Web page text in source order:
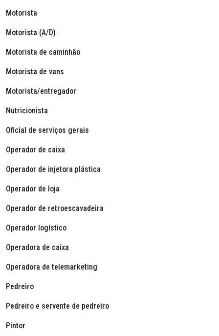
Motorista
Motorista (A/D)
Motorista de caminhão
Motorista de vans
Motorista/entregador
Nutricionista
Oficial de serviços gerais
Operador de caixa
Operador de injetora plástica
Operador de loja
Operador de retroescavadeira
Operador logístico
Operadora de caixa
Operadora detelemarketing
Pedreiro
Pedreiro e servente de pedreiro
Pintor